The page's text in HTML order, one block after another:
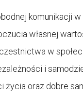
komunikacji
własnej
w
i
życia oraz dobre